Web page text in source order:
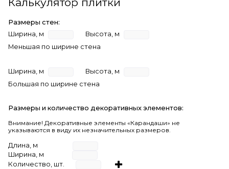
Размеры стен:
Ширина, м
Высота, м
Меньшая по ширине стена
Ширина, м
Высота, м
Большая по ширине стена
Размеры и количество декоративных элементов:
Внимание! Декоративные элементы «Карандаши» не
указываются в виду их незначительных размеров.
Длина, м
Ширина, м
Количество, шт.